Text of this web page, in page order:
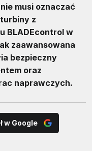
musi oznaczać
z
BLADEcontrol w
zaawansowana
bezpieczny
oraz
naprawczych.
w Google